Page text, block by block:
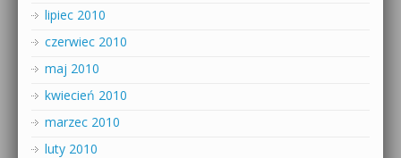
lipiec 2010
czerwiec 2010
maj 2010
kwiecień 2010
marzec 2010
luty 2010